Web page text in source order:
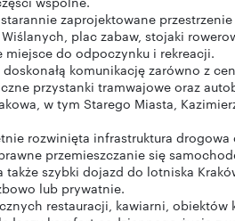
zaprojektowane
plac zabaw, stojaki
do odpoczynku i rekreacji.
komunikację zarówno z
przystanki tramwajowe oraz
w tym Starego Miasta,
rozwinięta infrastruktura
przemieszczanie się
także szybki dojazd do lotniska
lub prywatnie.
restauracji, kawiarni,